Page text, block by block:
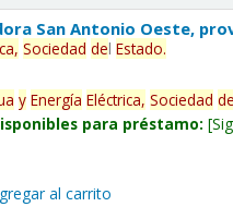
San Antonio Oeste,
Sociedad delEstado.
y Energía Eléctrica, Sociedad
para préstamo:
al carrito